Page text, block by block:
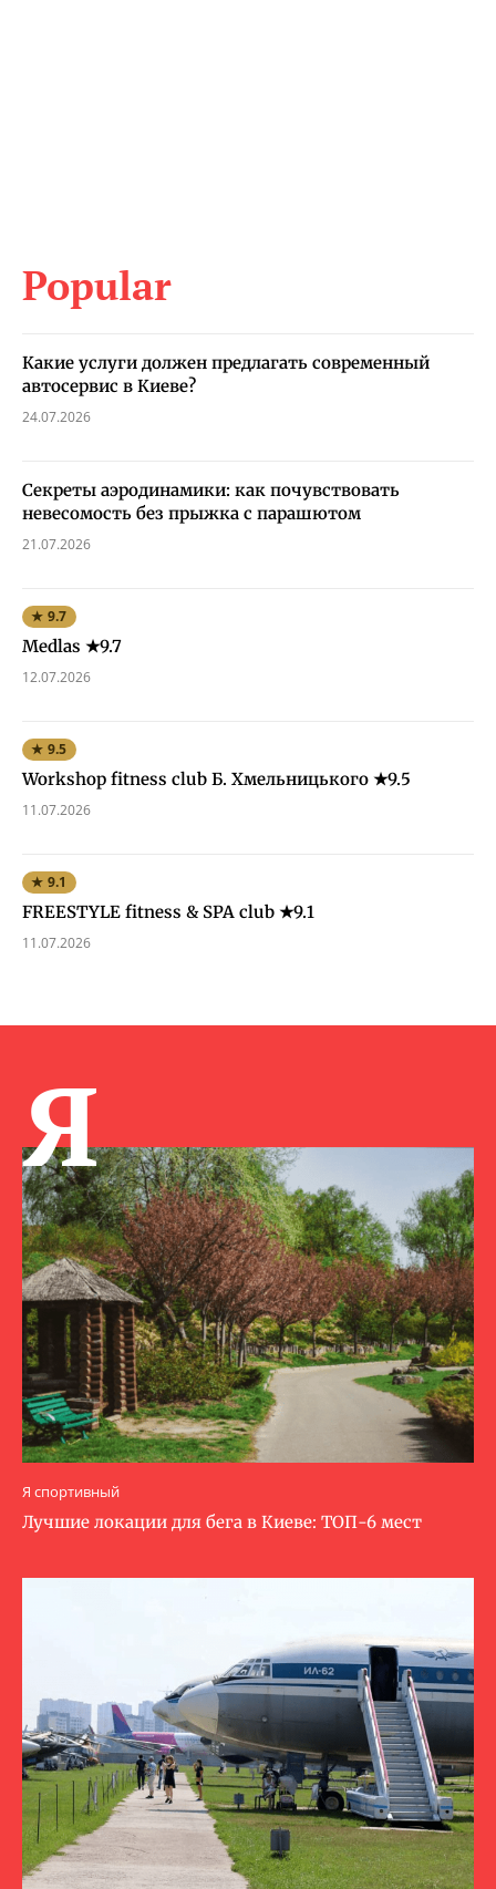
Popular
Какие услуги должен предлагать современный
автосервис в Киеве?
24.07.2026
Секреты аэродинамики: как почувствовать
невесомость без прыжка с парашютом
21.07.2026
★ 9.7
Medlas ★9.7
12.07.2026
★ 9.5
Workshop fitness club Б. Хмельницького ★9.5
11.07.2026
★ 9.1
FREESTYLE fitness & SPA club ★9.1
11.07.2026
Я
Я спортивный
Лучшие локации для бега в Киеве: ТОП-6 мест